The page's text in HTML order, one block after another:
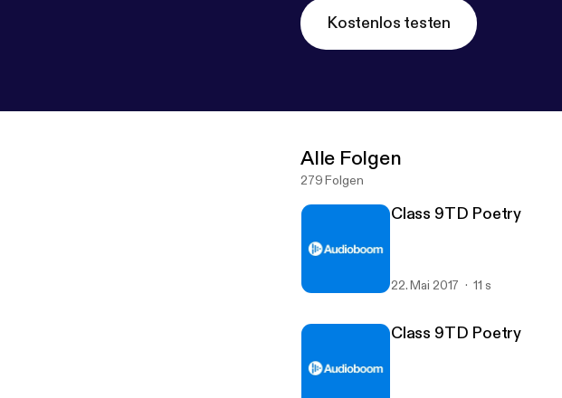
Kostenlos testen
Alle Folgen
279 Folgen
Class 9TD Poetry
22. Mai 2017 11 s
Class 9TD Poetry